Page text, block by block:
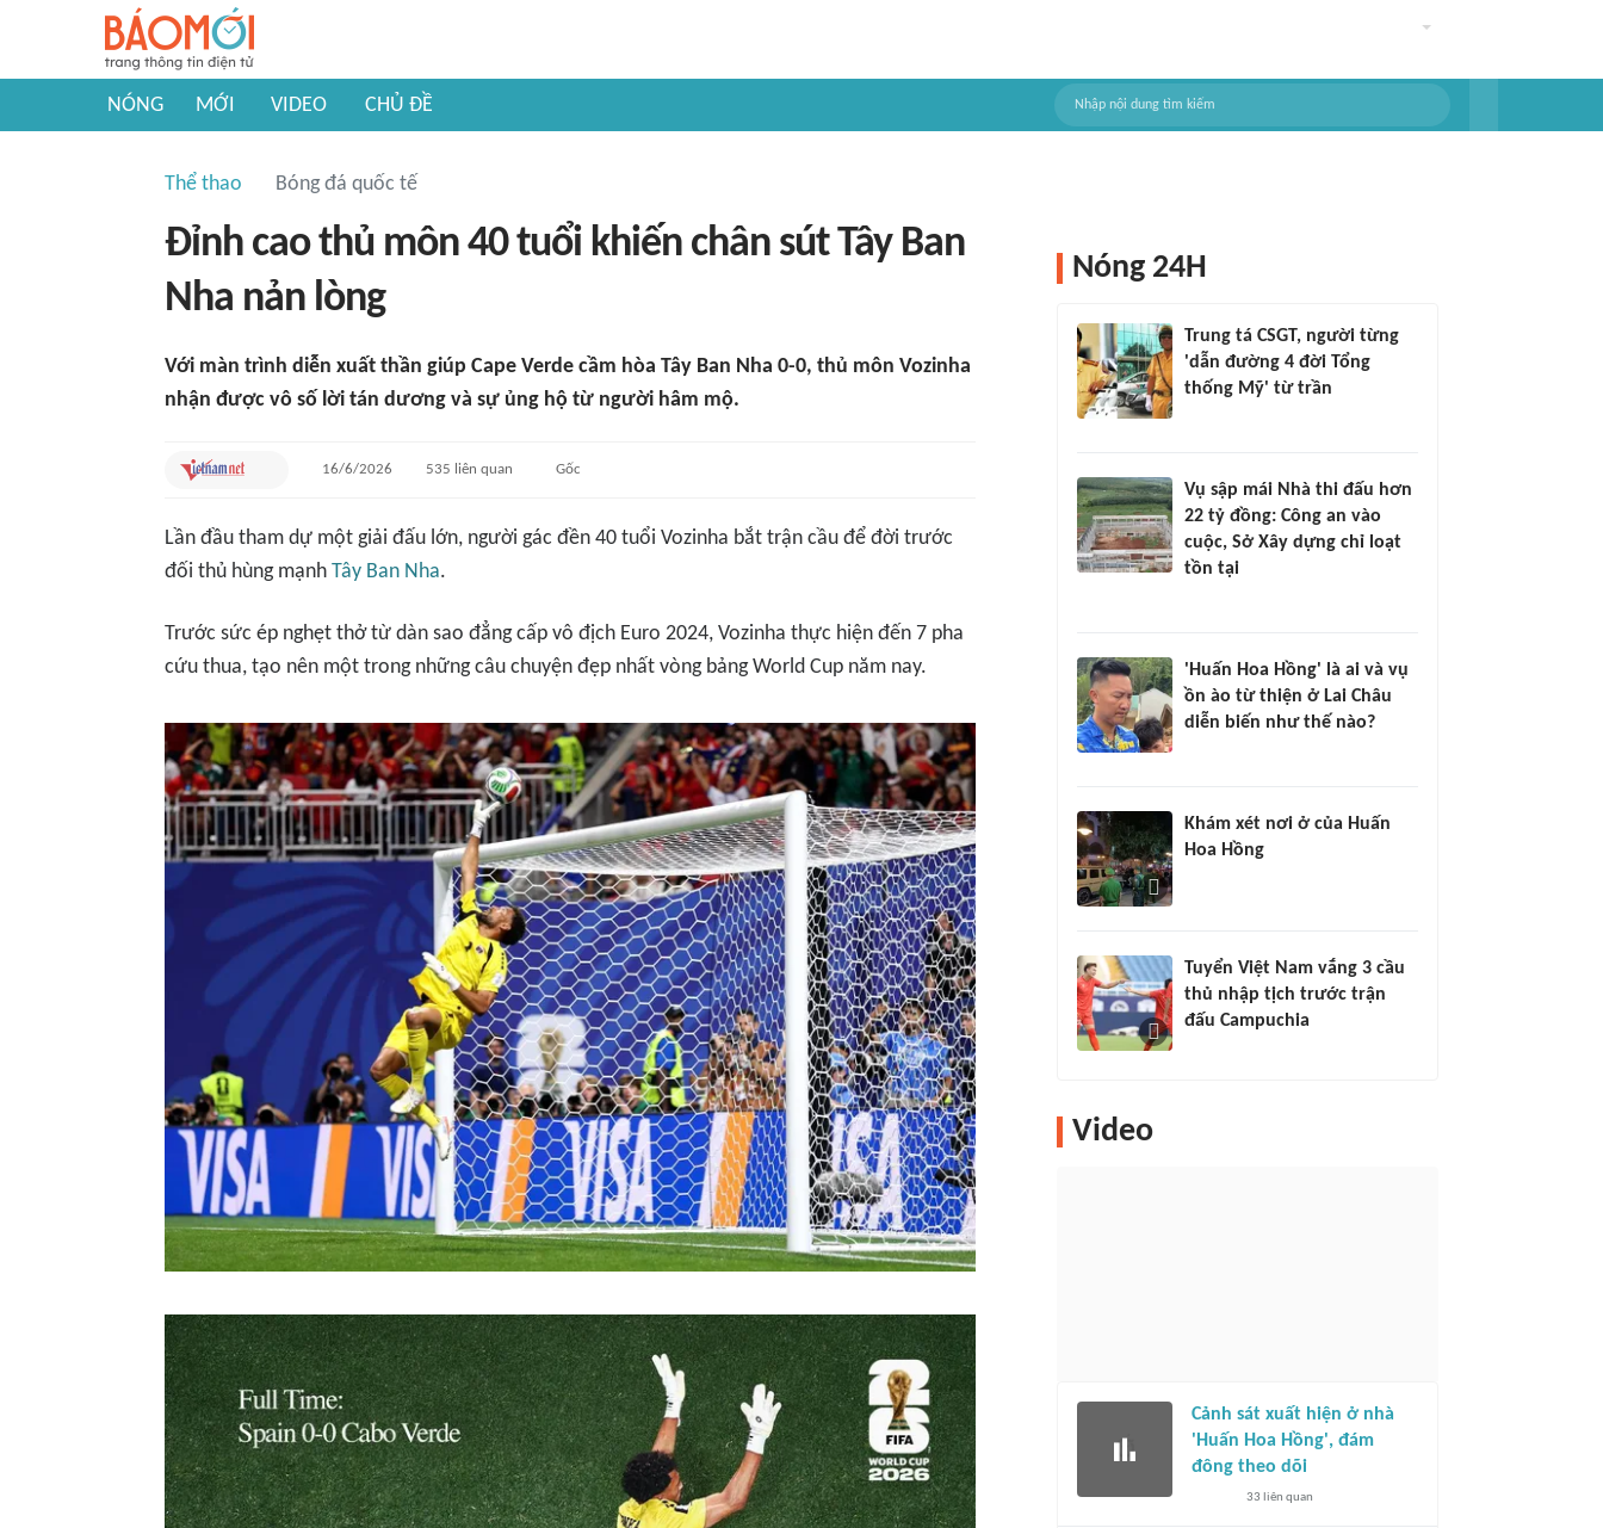
NÓNG MỚI VIDEO CHỦ ĐỀ
Thể thao Bóng đá quốc tế
Đỉnh cao thủ môn 40 tuổi khiến chân sút Tây Ban
Nha nản lòng
Với màn trình diễn xuất thần giúp Cape Verde cầm hòa Tây Ban Nha 0-0, thủ môn Vozinha
nhận được vô số lời tán dương và sự ủng hộ từ người hâm mộ.
16/6/2026 535 liên quan Gốc
Lần đầu tham dự một giải đấu lớn, người gác đền 40 tuổi Vozinha bắt trận cầu để đời trước
đối thủ hùng mạnh Tây Ban Nha.
Trước sức ép nghẹt thở từ dàn sao đẳng cấp vô địch Euro 2024, Vozinha thực hiện đến 7 pha
cứu thua, tạo nên một trong những câu chuyện đẹp nhất vòng bảng World Cup năm nay.
Nóng 24H
Trung tá CSGT, người từng
'dẫn đường 4 đời Tổng
thống Mỹ' từ trần
Vụ sập mái Nhà thi đấu hơn
22 tỷ đồng: Công an vào
cuộc, Sở Xây dựng chỉ loạt
tồn tại
'Huấn Hoa Hồng' là ai và vụ
ồn ào từ thiện ở Lai Châu
diễn biến như thế nào?
Khám xét nơi ở của Huấn
Hoa Hồng
Tuyển Việt Nam vắng 3 cầu
thủ nhập tịch trước trận
đấu Campuchia
Video
Cảnh sát xuất hiện ở nhà
'Huấn Hoa Hồng', đám
đông theo dõi
33 liên quan